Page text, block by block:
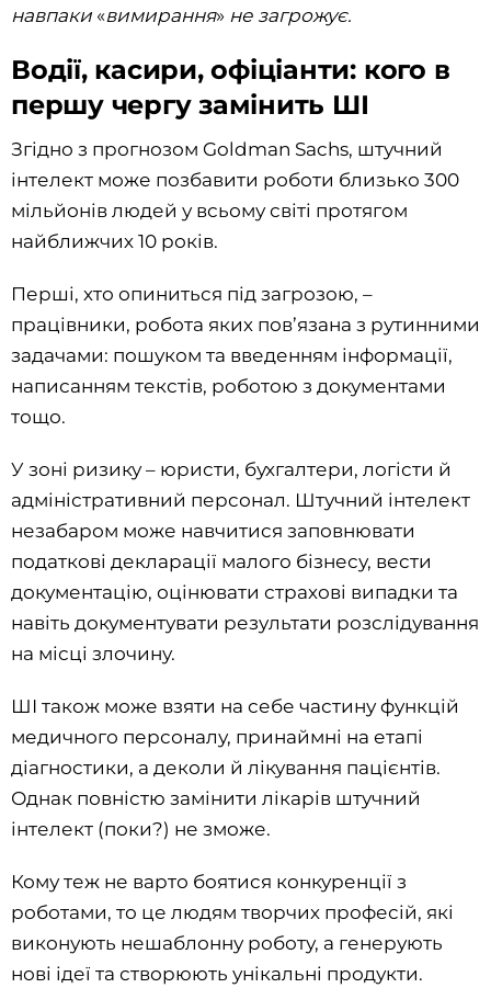
навпаки «вимирання» не загрожує.
Водії, касири, офіціанти: кого в
першу чергу замінить ШІ
Згідно з прогнозом Goldman Sachs, штучний
інтелект може позбавити роботи близько 300
мільйонів людей у всьому світі протягом
найближчих 10 років.
Перші, хто опиниться під загрозою, –
працівники, робота яких пов’язана з рутинними
задачами: пошуком та введенням інформації,
написанням текстів, роботою з документами
тощо.
У зоні ризику – юристи, бухгалтери, логісти й
адміністративний персонал. Штучний інтелект
незабаром може навчитися заповнювати
податкові декларації малого бізнесу, вести
документацію, оцінювати страхові випадки та
навіть документувати результати розслідування
на місці злочину.
ШІ також може взяти на себе частину функцій
медичного персоналу, принаймні на етапі
діагностики, а деколи й лікування пацієнтів.
Однак повністю замінити лікарів штучний
інтелект (поки?) не зможе.
Кому теж не варто боятися конкуренції з
роботами, то це людям творчих професій, які
виконують нешаблонну роботу, а генерують
нові ідеї та створюють унікальні продукти.